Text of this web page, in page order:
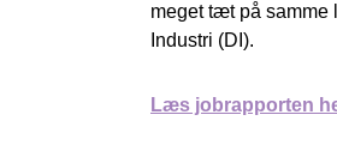
meget tæt på samme
Industri (DI).
Læs jobrapporten